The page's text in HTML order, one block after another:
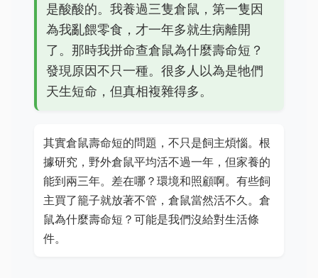
是酸酸的。我養過三隻倉鼠，第一隻因
為我亂餵零食，才一年多就生病離開
了。那時我拼命查倉鼠為什麼壽命短？
發現原因不只一種。很多人以為是牠們
天生短命，但真相複雜得多。
其實倉鼠壽命短的問題，不只是飼主煩惱。根
據研究，野外倉鼠平均活不過一年，但家養的
能到兩三年。差在哪？環境和照顧啊。有些飼
主買了籠子就放著不管，倉鼠當然活不久。倉
鼠為什麼壽命短？可能是我們沒給對生活條
件。